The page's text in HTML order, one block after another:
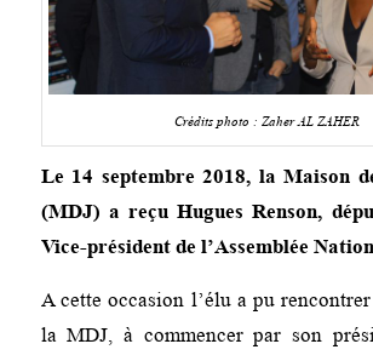
Crédits photo : Zaher AL ZAHER
Le 14 septembre 2018, la Maison
(MDJ) a reçu Hugues Renson,
Vice-président de l’Assemblée
A cette occasion l’élu a pu
la MDJ, à commencer par son